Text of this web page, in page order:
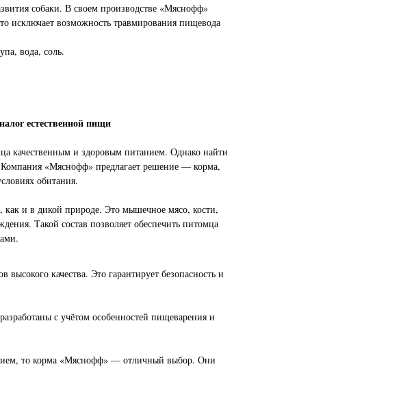
собаки. В своем производстве «Мяснофф»
исключает возможность травмирования пищевода
вода, соль.
естественной пищи
качественным и здоровым питанием. Однако найти
«Мяснофф» предлагает решение — корма,
обитания.
и в дикой природе. Это мышечное мясо, кости,
Такой состав позволяет обеспечить питомца
качества. Это гарантирует безопасность и
с учётом особенностей пищеварения и
то корма «Мяснофф» — отличный выбор. Они